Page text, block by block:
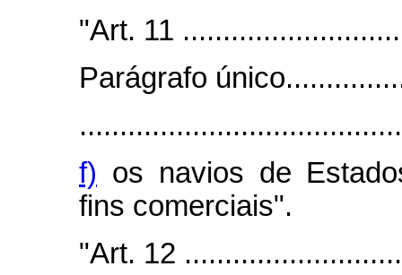
"Art. 11
Parágrafo
f) os navios de
fins comerciais".
"Art. 12